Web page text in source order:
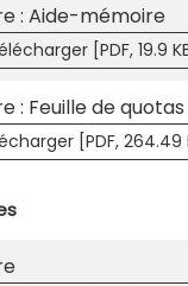
: Aide-mémoire
[PDF, 19.9
: Feuille de quotas
[PDF, 264.49